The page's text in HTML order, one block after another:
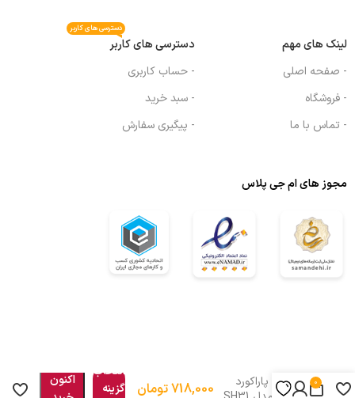
لینک های مهم
- صفحه اصلی
- فروشگاه
- تماس با ما
دسترسی های کاربر
دسترسی های کاربر
- حساب کاربری
- سبد خرید
- پیگیری سفارش
مجوز های ام جی پلاس
دستبند پاراکورد
718,000تومان
انتخاب
گزینه
اکنون
0